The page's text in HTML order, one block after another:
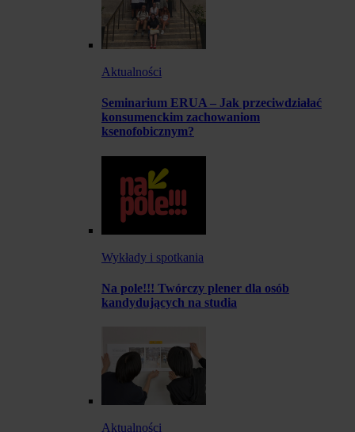
Aktualności
Seminarium ERUA – Jak przeciwdziałać
konsumenckim zachowaniom
ksenofobicznym?
Wykłady i spotkania
Na pole!!! Twórczy plener dla osób
kandydujących na studia
Aktualności